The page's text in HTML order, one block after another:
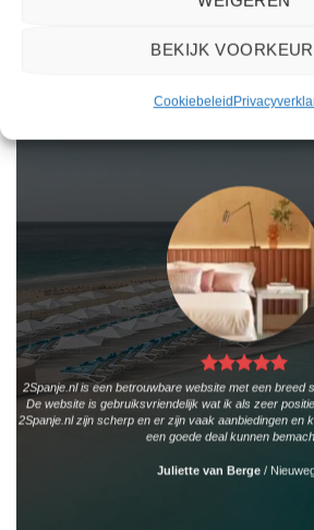
BEKIJK
Cookiebeleid
2Spanje.nl is een betrouwbare website met een breed
De website is gebruiksvriendelijk wat ik als zeer
2Spanje.nl zijn scherp en er zijn vaak aanbiedingen en
een goede deal kunnen
Juliette van Berge /